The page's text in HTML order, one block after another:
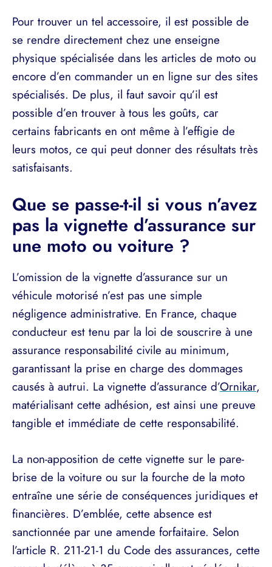
Pour trouver un tel accessoire, il est possible de
se rendre directement chez une enseigne
physique spécialisée dans les articles de moto ou
encore d’en commander un en ligne sur des sites
spécialisés. De plus, il faut savoir qu’il est
possible d’en trouver à tous les goûts, car
certains fabricants en ont même à l’effigie de
leurs motos, ce qui peut donner des résultats très
satisfaisants.
Que se passe-t-il si vous n’avez
pas la vignette d’assurance sur
une moto ou voiture ?
L’omission de la vignette d’assurance sur un
véhicule motorisé n’est pas une simple
négligence administrative. En France, chaque
conducteur est tenu par la loi de souscrire à une
assurance responsabilité civile au minimum,
garantissant la prise en charge des dommages
causés à autrui. La vignette d’assurance d’Ornikar,
matérialisant cette adhésion, est ainsi une preuve
tangible et immédiate de cette responsabilité.
La non-apposition de cette vignette sur le pare-
brise de la voiture ou sur la fourche de la moto
entraîne une série de conséquences juridiques et
financières. D’emblée, cette absence est
sanctionnée par une amende forfaitaire. Selon
l’article R. 211-21-1 du Code des assurances, cette